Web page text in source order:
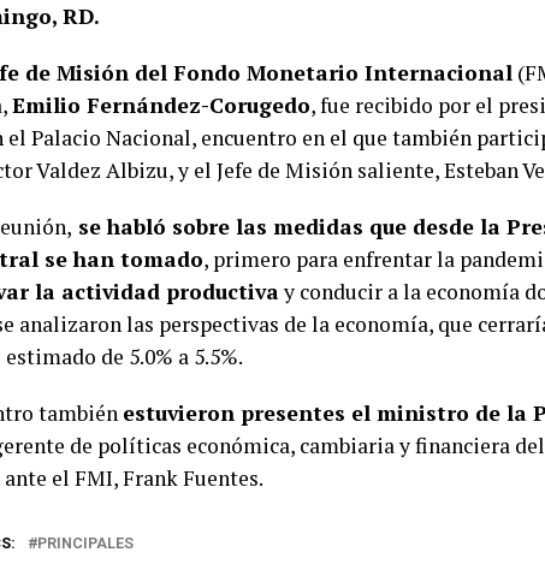
RD.
de Misión del Fondo Monetario Internacional
Emilio Fernández-Corugedo, fue recibido por el
el Palacio Nacional, encuentro en el que también
Valdez Albizu, y el Jefe de Misión saliente, Esteban
se habló sobre las medidas que desde la
se han tomado, primero para enfrentar la
la actividad productivay conducir a la economía
analizaron las perspectivas de la economía, que
de 5.0% a 5.5%.
también estuvieron presentes el ministro de la
de políticas económica, cambiaria y financiera
el FMI, Frank Fuentes.
PRINCIPALES